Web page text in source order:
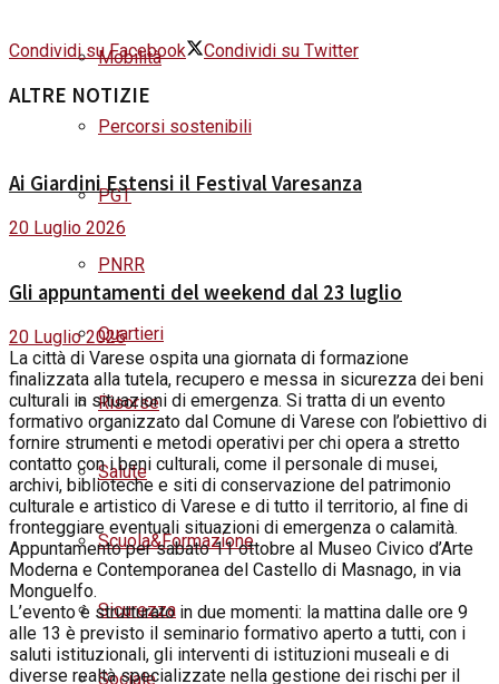
Mobilità
Percorsi sostenibili
PGT
PNRR
Quartieri
Risorse
Salute
Scuola&Formazione
Sicurezza
Sociale
Condividi su Facebook Condividi su Twitter
ALTRE NOTIZIE
Ai Giardini Estensi il Festival Varesanza
20 Luglio 2026
Gli appuntamenti del weekend dal 23 luglio
20 Luglio 2026
La città di Varese ospita una giornata di formazione
finalizzata alla tutela, recupero e messa in sicurezza dei beni
culturali in situazioni di emergenza. Si tratta di un evento
formativo organizzato dal Comune di Varese con l’obiettivo di
fornire strumenti e metodi operativi per chi opera a stretto
contatto con i beni culturali, come il personale di musei,
archivi, biblioteche e siti di conservazione del patrimonio
culturale e artistico di Varese e di tutto il territorio, al fine di
fronteggiare eventuali situazioni di emergenza o calamità.
Appuntamento per sabato 11 ottobre al Museo Civico d’Arte
Moderna e Contemporanea del Castello di Masnago, in via
Monguelfo.
L’evento è strutturato in due momenti: la mattina dalle ore 9
alle 13 è previsto il seminario formativo aperto a tutti, con i
saluti istituzionali, gli interventi di istituzioni museali e di
diverse realtà specializzate nella gestione dei rischi per il